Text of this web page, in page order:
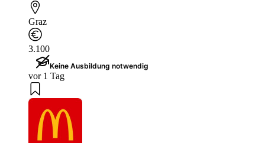
Graz
3.100
Keine Ausbildung notwendig
vor 1 Tag